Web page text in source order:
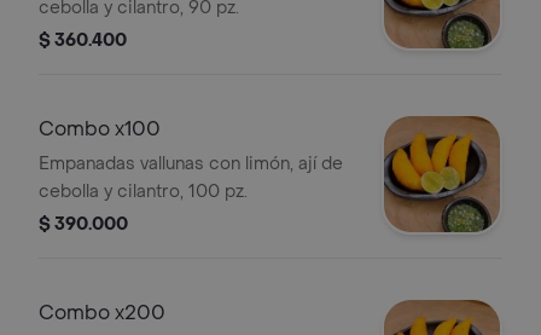
cebolla y cilantro, 90 pz.
$ 360.400
Combo x100
Empanadas vallunas con limón, ají de
cebolla y cilantro, 100 pz.
$ 390.000
Combo x200